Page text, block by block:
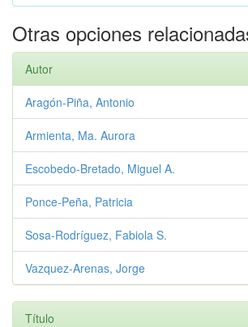
Otras opciones
Autor
Aragón-Piña, Antonio
Armienta, Ma. Aurora
Escobedo-Bretado, Miguel A.
Ponce-Peña, Patricia
Sosa-Rodríguez, Fabiola S.
Vazquez-Arenas, Jorge
Título